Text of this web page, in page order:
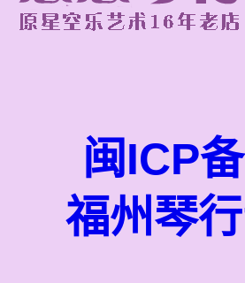
闽ICP
福州琴